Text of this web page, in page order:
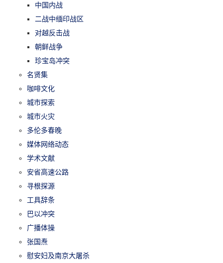
中国内战
二战中缅印战区
对越反击战
朝鲜战争
珍宝岛冲突
名贤集
咖啡文化
城市探索
城市火灾
多伦多春晚
媒体网络动态
学术文献
安省高速公路
寻根探源
工具辞条
巴以冲突
广播体操
张国焘
慰安妇及南京大屠杀